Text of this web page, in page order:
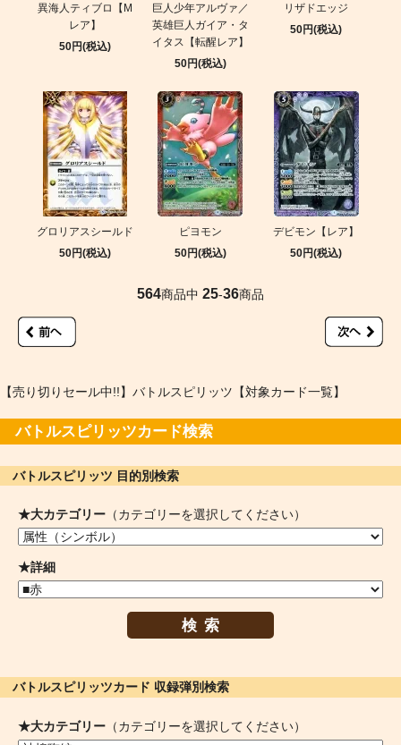
異海人ティブロ【M
レア】
50円(税込)
巨人少年アルヴァ／
英雄巨人ガイア・タ
イタス【転醒レア】
50円(税込)
リザドエッジ
50円(税込)
グロリアスシールド
50円(税込)
ピヨモン
50円(税込)
デビモン【レア】
50円(税込)
564商品中 25-36商品
【売り切りセール中!!】バトルスピリッツ【対象カード一覧】
バトルスピリッツカード検索
バトルスピリッツ 目的別検索
★大カテゴリー （カテゴリーを選択してください）
★詳細
検索
バトルスピリッツカード 収録弾別検索
★大カテゴリー （カテゴリーを選択してください）